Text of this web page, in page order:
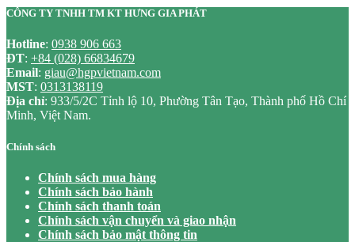
CÔNG TY TNHH TM KT HƯNG GIA PHÁT
Hotline: 0938 906 663
ĐT: +84 (028) 66834679
Email: giau@hgpvietnam.com
MST: 0313138119
Địa chỉ: 933/5/2C Tỉnh lộ 10, Phường Tân Tạo, Thành phố Hồ Chí
Minh, Việt Nam.
Chính sách
Chính sách mua hàng
Chính sách bảo hành
Chính sách thanh toán
Chính sách vận chuyển và giao nhận
Chính sách bảo mật thông tin